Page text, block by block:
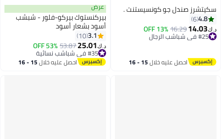
سكيتشرز صندل جو كونسيستنت .
4.8
6
د.ك‏14.03
16.29
13% OFF
#25 في شباشب الرجال
احصل عليه خلال 15 - 16
عرض
بيركنستوك بيركو-فلور - شبشب
أسود بشعار أسود
3.1
10
د.ك‏25.01
53.87
53% OFF
#35 في شباشب نسائية
#35 في شباشب نسائية احصل عليه خلال 15 - 16